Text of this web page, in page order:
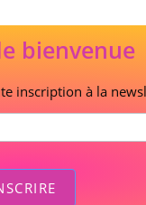
bienvenue
inscription à la